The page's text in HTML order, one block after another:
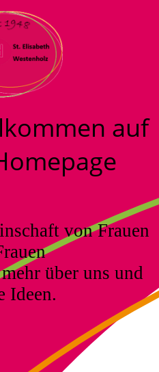
auf
von Frauen
über uns und
Ideen.